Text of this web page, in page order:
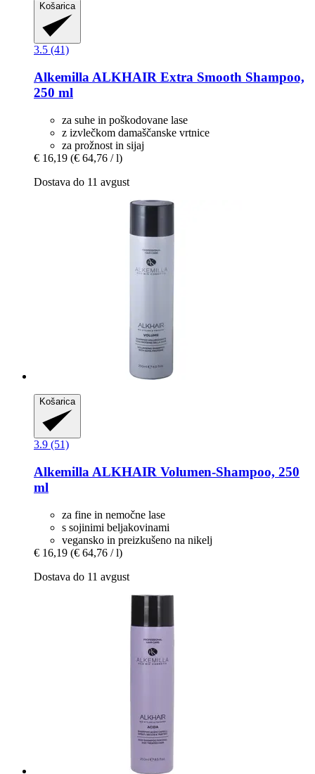
Košarica
3.5 (41)
Alkemilla ALKHAIR Extra Smooth Shampoo,
250 ml
za suhe in poškodovane lase
z izvlečkom damaščanske vrtnice
za prožnost in sijaj
€ 16,19 (€ 64,76 / l)
Dostava do 11 avgust
Košarica
3.9 (51)
Alkemilla ALKHAIR Volumen-​Shampoo, 250
ml
za fine in nemočne lase
s sojinimi beljakovinami
vegansko in preizkušeno na nikelj
€ 16,19 (€ 64,76 / l)
Dostava do 11 avgust